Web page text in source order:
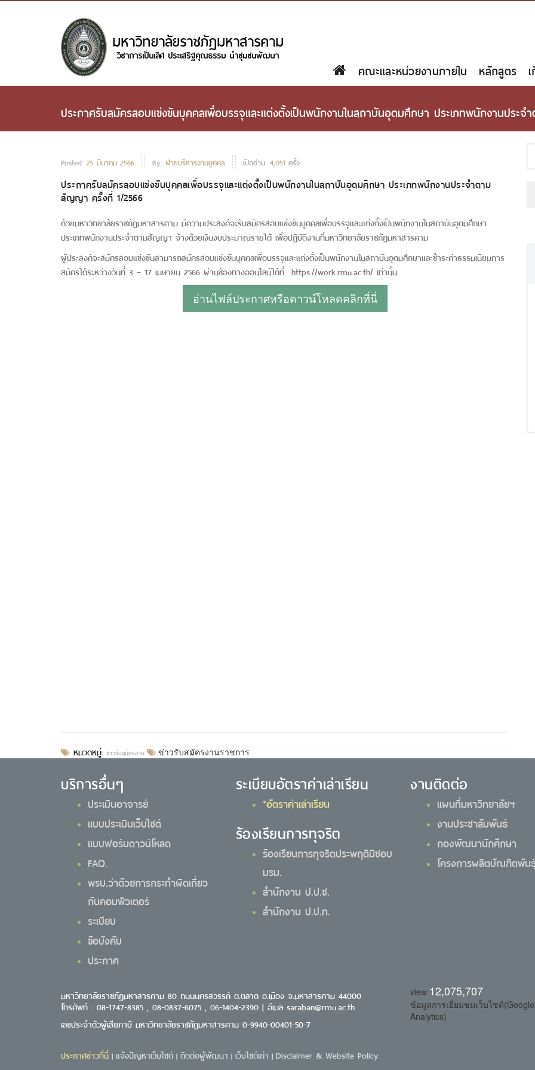
คณะและหน่วยงานภายใน หลักสูตร
ประกาศรับสมัครสอบแข่งขันบุคคลเพื่อบรรจุและแต่งตั้งเป็นพนักงานในสถาบันอุดมศึกษา ประเภทพนักงานประ
Posted: 25 มีนาคม 2566 By: ฝ่ายบริหารงานบุคคล เปิดอ่าน: 4,051 ครั้ง
ประกาศรับสมัครสอบแข่งขันบุคคลเพื่อบรรจุและแต่งตั้งเป็นพนักงานในสถาบันอุดมศึกษา ประเภทพนักงานประจำตาม
สัญญา ครั้งที่ 1/2566
ด้วยมหาวิทยาลัยราชภัฏมหาสารคาม มีความประสงค์จะรับสมัครสอบแข่งขันบุคคลเพื่อบรรจุและแต่งตั้งเป็นพนักงานในสถาบันอุดมศึกษา
ประเภทพนักงานประจำตามสัญญา จ้างด้วยเงินงบประมาณรายได้ เพื่อปฏิบัติงานที่มหาวิทยาลัยราชภัฏมหาสารคาม
ผู้ประสงค์จะสมัครสอบแข่งขันสามารถสมัครสอบแข่งขันบุคคลเพื่อบรรจุและแต่งตั้งเป็นพนักงานในสถาบันอุดมศึกษาและชำระค่าธรรมเนียมการ
สมัครได้ระหว่างวันที่ 3 – 17 เมษายน 2566 ผ่านช่องทางออนไลน์ได้ที่ https://work.rmu.ac.th/ เท่านั้น
อ่านไฟล์ประกาศหรือดาวน์โหลดคลิกที่นี่
หมวดหมู่: ข่าวรับสมัครงาน ข่าวรับสมัครงานราชการ
บริการอื่นๆ
ประเมินอาจารย์
แบบประเมินเว็บไซต์
แบบฟอร์มดาวน์โหลด
FAQ.
พรบ.ว่าด้วยการกระทำผิดเกี่ยว
กับคอมพิวเตอร์
ระเบียบ
ข้อบังคับ
ประกาศ
ระเบียบอัตราค่าเล่าเรียน
*อัตราค่าเล่าเรียน
ร้องเรียนการทุจริต
ร้องเรียนการทุจริตประพฤติมิชอบ
มรม.
สำนักงาน ป.ป.ช.
สำนักงาน ป.ป.ท.
งานติดต่อ
แผนที่มหาวิทยาลัยฯ
งานประชาสัมพันธ์
กองพัฒนานักศึกษา
โครงการผลิตบัณฑิตพัน
มหาวิทยาลัยราชภัฏมหาสารคาม 80 ถนนนครสวรรค์ ต.ตลาด อ.เมือง จ.มหาสารคาม 44000
โทรศัพท์ : 08-1747-8385 , 08-0837-6075 , 06-1404-2390 | อีเมล saraban@rmu.ac.th
เลขประจำตัวผู้เสียภาษี มหาวิทยาลัยราชภัฏมหาสารคาม 0-9940-00401-50-7
ประกาศข่าวที่นี่ | แจ้งปัญหาเว็บไซต์ | ติดต่อผู้พัฒนา | เว็บไซต์เก่า | Disclaimer & Website Policy
view 12,075,707
ข้อมูลการเยี่ยมชมเว็บไซต์(Google
Analytics)